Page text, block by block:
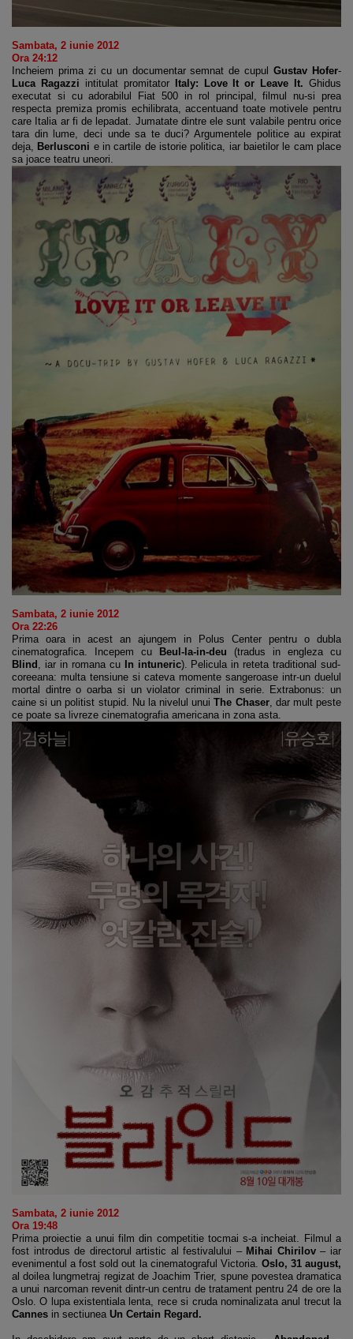
Sambata, 2 iunie 2012
Ora 24:12
Incheiem prima zi cu un documentar semnat de cupulGustav Hofer-
Luca Ragazzi intitulat promitator Italy: Love It or Leave It. Ghidus
executat si cu adorabilul Fiat 500 in rol principal, filmul nu-si prea
respecta premiza promis echilibrata, accentuand toate motivele pentru
care Italia ar fi de lepadat. Jumatate dintre ele sunt valabile pentru orice
tara din lume, deci unde sa te duci? Argumentele politice au expirat
deja, Berlusconi e in cartile de istorie politica, iar baietilor le cam place
sa joace teatru uneori.
Sambata, 2 iunie 2012
Ora 22:26
Prima oara in acest an ajungem in Polus Center pentru o dubla
cinematografica. Incepem cu Beul-la-in-deu (tradus in engleza cu
Blind , iar in romana cu In intuneric). Pelicula in reteta traditional sud-
coreeana: multa tensiune si cateva momente sangeroase intr-un duelul
mortal dintre o oarba si un violator criminal in serie. Extrabonus: un
caine si un politist stupid. Nu la nivelul unuiThe Chaser, dar mult peste
ce poate sa livreze cinematografia americana in zona asta.
Sambata, 2 iunie 2012
Ora 19:48
Prima proiectie a unui film din competitie tocmai s-a incheiat. Filmul a
fost introdus de directorul artistic al festivalului –Mihai Chirilov– iar
evenimentul a fost sold out la cinematograful Victoria. Oslo, 31 august,
al doilea lungmetraj regizat de Joachim Trier, spune povestea dramatica
a unui narcoman revenit dintr-un centru de tratament pentru 24 de ore la
Oslo. O lupa existentiala lenta, rece si cruda nominalizata anul trecut la
Cannes in sectiunea Un Certain Regard.